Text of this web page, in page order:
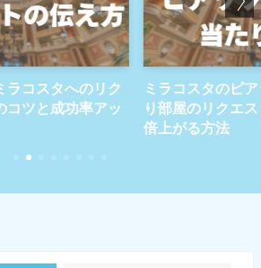
のピアッツァビュー当た
クエスト術｜成功率が3
ミラコス
メイク｜
解説